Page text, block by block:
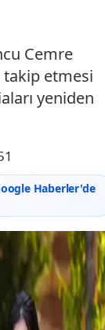
Cemre
takip etmesi
yeniden
Haberler'de